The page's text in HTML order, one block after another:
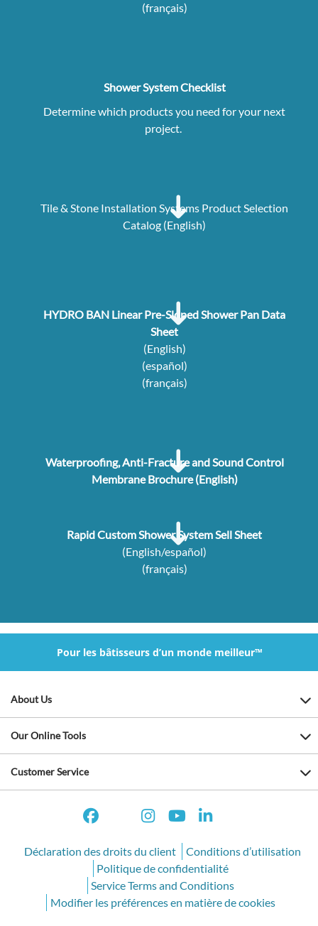
(français)
Shower System Checklist
Determine which products you need for your next
project.
Tile & Stone Installation Systems Product Selection
Catalog (English)
HYDRO BAN Linear Pre-Sloped Shower Pan Data
Sheet
(English)
(español)
(français)
Waterproofing, Anti-Fracture and Sound Control
Membrane Brochure (English)
Rapid Custom Shower System Sell Sheet
(English/español)
(français)
Pour les bâtisseurs d’un monde meilleur™
About Us
Our Online Tools
Customer Service
Déclaration des droits du client
Conditions d’utilisation
Politique de confidentialité
Service Terms and Conditions
Modifier les préférences en matière de cookies